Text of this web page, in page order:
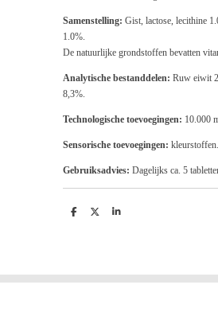
Samenstelling: Gist, lactose, lecithine
1.0%.
De natuurlijke grondstoffen bevatten
Analytische bestanddelen: Ruw eiwit
8,3%.
Technologische toevoegingen: 10.000
Sensorische toevoegingen: kleurstoffen.
Gebruiksadvies: Dagelijks ca. 5
D
D
S